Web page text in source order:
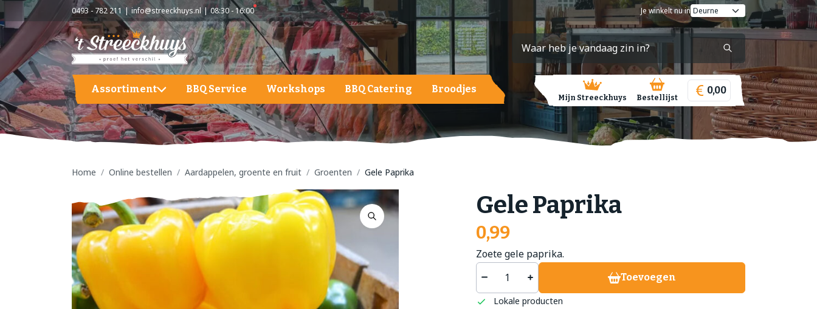
0493 - 782 211 info@streeckhuys.nl 08:30 - 16:00 Je winkelt nu in
Assortiment
Aardappelen, groente en fruit
Hapjes / Tapas
Kaas
Kant & Klaar
Vlees
Aardappelen, groente en fruit
Groenten
Salades
BBQ Service Workshops BBQ Catering Broodjes
Mijn Streeckhuys Bestellijst
0,00
Home Online bestellen Aardappelen, groente en fruit Groenten Gele Paprika
Gele Paprika
0,99
Zoete gele paprika.
Toevoegen
Lokale producten